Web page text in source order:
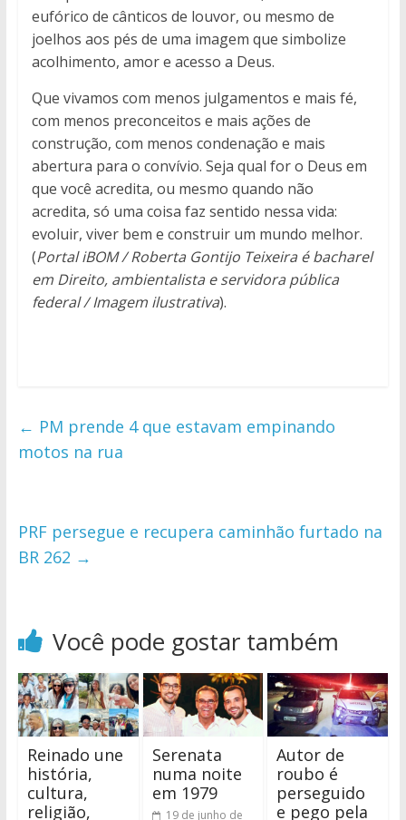
eufórico de cânticos de louvor, ou mesmo de
joelhos aos pés de uma imagem que simbolize
acolhimento, amor e acesso a Deus.
Que vivamos com menos julgamentos e mais fé,
com menos preconceitos e mais ações de
construção, com menos condenação e mais
abertura para o convívio. Seja qual for o Deus em
que você acredita, ou mesmo quando não
acredita, só uma coisa faz sentido nessa vida:
evoluir, viver bem e construir um mundo melhor.
(Portal iBOM / Roberta Gontijo Teixeira é bacharel
em Direito, ambientalista e servidora pública
federal / Imagem ilustrativa).
← PM prende 4 que estavam empinando
motos na rua
PRF persegue e recupera caminhão furtado na
BR 262 →
Você pode gostar também
Reinado une
história,
cultura,
religião,
Serenata
numa noite
em 1979
19 de junho de
Autor de
roubo é
perseguido
e pego pela